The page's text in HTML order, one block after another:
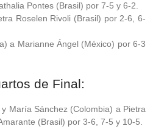
Pontes (Brasil) por 7-5 y 6-2.
Roselen Rivoli (Brasil) por 2-6, 6-
a Marianne Ángel (México) por 6-3
de Final:
María Sánchez (Colombia) a Pietra
(Brasil) por 3-6, 7-5 y 10-5.